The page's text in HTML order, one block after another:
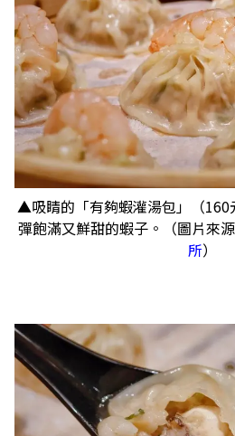
▲吸睛的「有夠蝦灌湯包」（160
彈飽滿又鮮甜的蝦子。（圖片來源
所）